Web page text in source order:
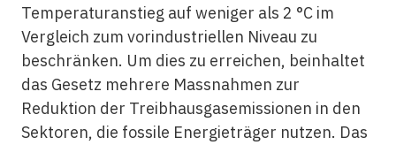
Temperaturanstieg auf weniger als 2 °C im
Vergleich zum vorindustriellen Niveau zu
beschränken. Um dies zu erreichen, beinhaltet
das Gesetz mehrere Massnahmen zur
Reduktion der Treibhausgasemissionen in den
Sektoren, die fossile Energieträger nutzen. Das